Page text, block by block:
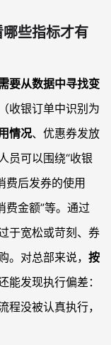
些指标才有
要从数据中寻找变
收银订单中识别为
情况、优惠券发放
员可以围绕“收银
费后发券的使用
费金额”等。通过
于宽松或苛刻、券
。对总部来说， 按
能发现执行偏差：
没被认真执行，